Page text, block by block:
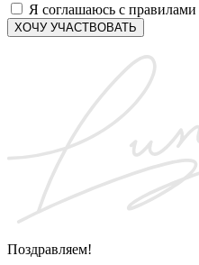
Я соглашаюсь с правилами
ХОЧУ УЧАСТВОВАТЬ
Поздравляем!